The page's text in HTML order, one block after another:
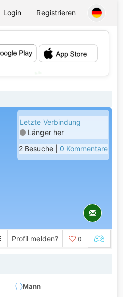
Login Registrieren
Letzte Verbindung
Länger her
2 Besuche | 0 Kommentare
Profil melden? 0
Mann